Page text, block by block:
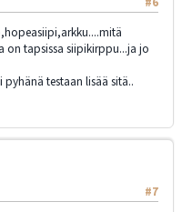
on tapsissa siipikirppu...ja jo
testaan lisää sitä..
#7